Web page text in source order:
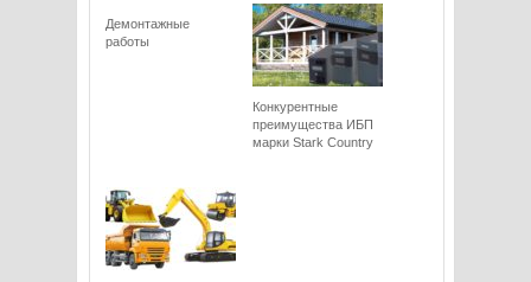
Демонтажные
работы
Конкурентные
преимущества ИБП
марки Stark Сountry